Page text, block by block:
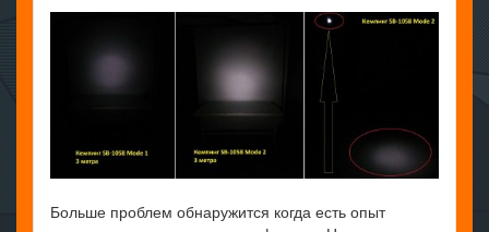
Больше проблем обнаружится когда есть опыт